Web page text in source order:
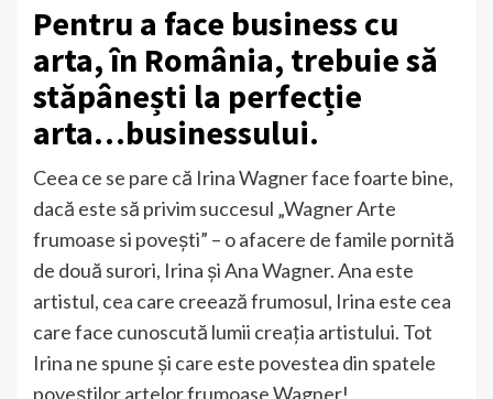
Pentru a face business cu
arta, în România, trebuie să
stăpânești la perfecție
arta…businessului.
Ceea ce se pare că Irina Wagner face foarte bine,
dacă este să privim succesul „Wagner Arte
frumoase si povești” – o afacere de famile pornită
de două surori, Irina și Ana Wagner. Ana este
artistul, cea care creează frumosul, Irina este cea
care face cunoscută lumii creația artistului. Tot
Irina ne spune și care este povestea din spatele
poveștilor artelor frumoase Wagner!